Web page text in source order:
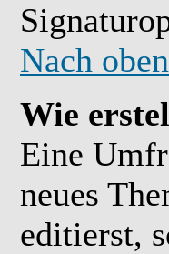
Nach oben
Wie
Eine
neues
editierst,